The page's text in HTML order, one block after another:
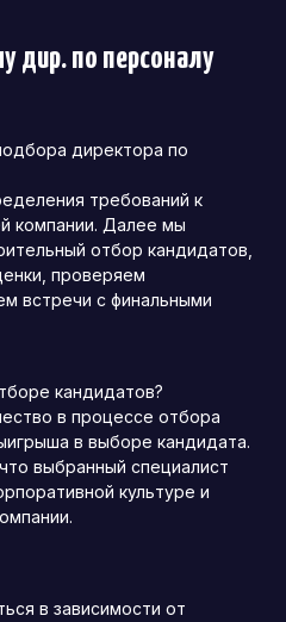
дир. по персоналу
директора по
требований к
компании. Далее мы
отбор кандидатов,
проверяем
встречи с финальными
кандидатов?
в процессе отбора
в выборе кандидата.
выбранный специалист
культуре и
в зависимости от